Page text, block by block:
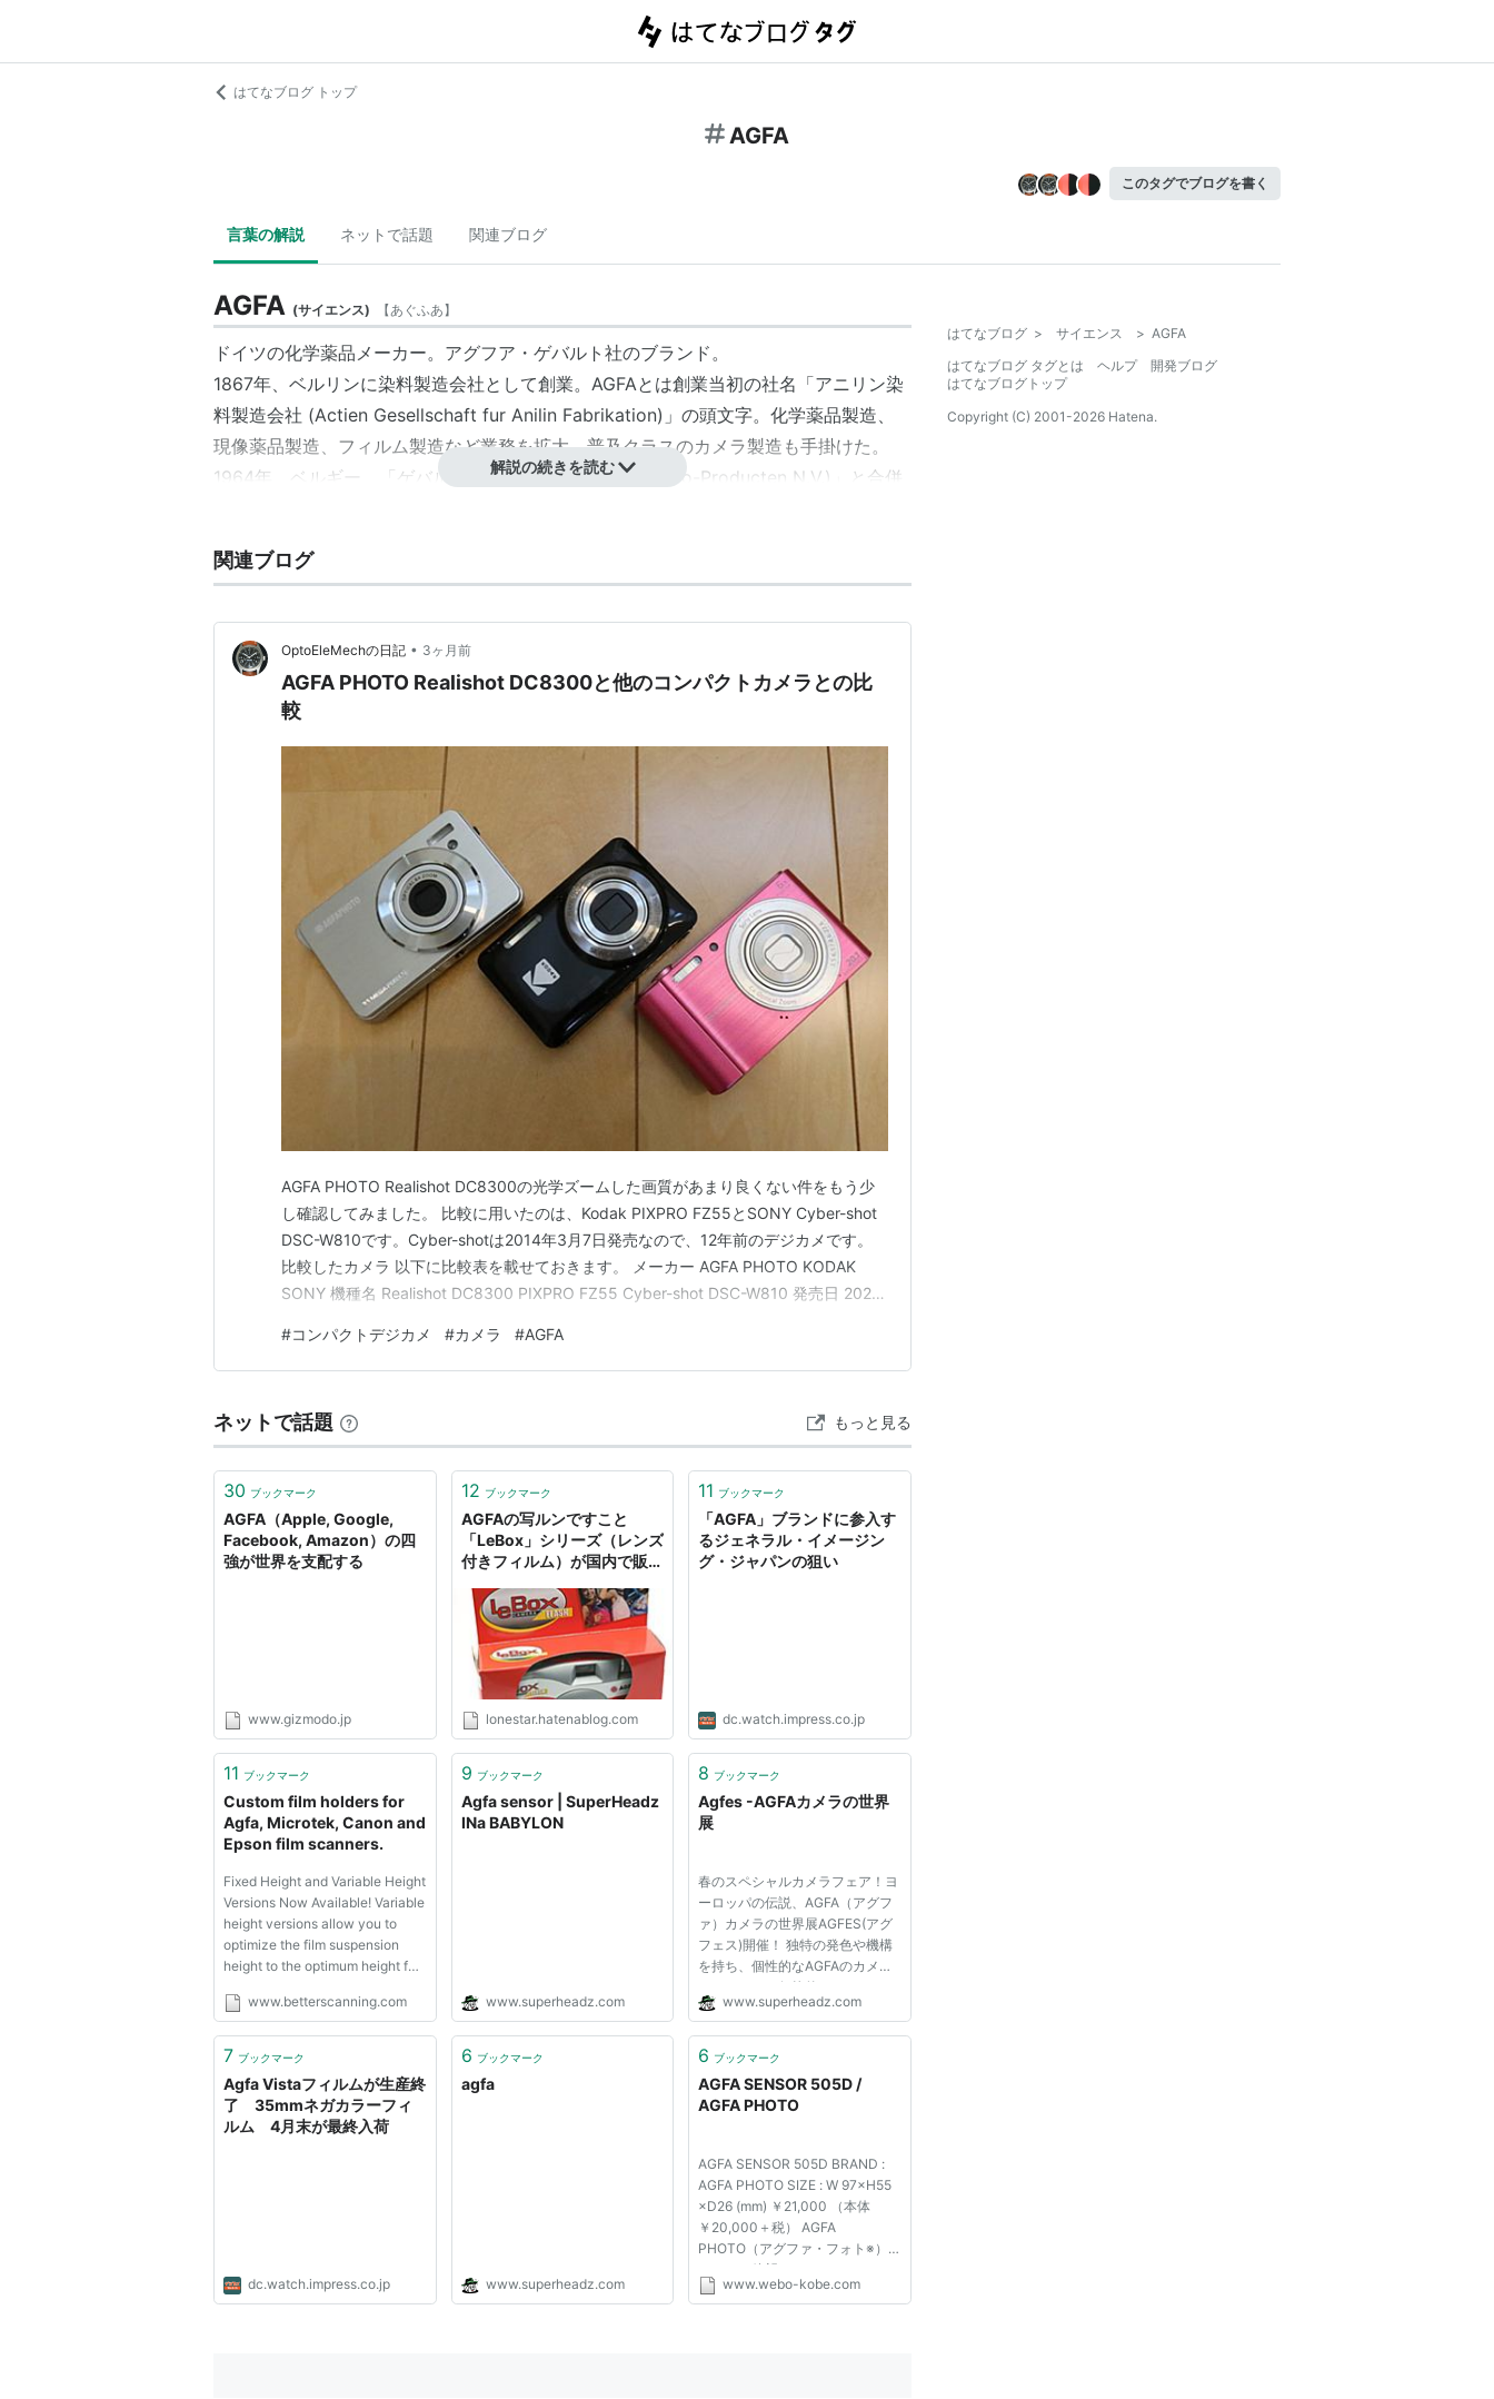
はてなブログ トップ
AGFA
このタグでブログを書く
言葉の解説 ネットで話題 関連ブログ
AGFA (サイエンス) 【あぐふあ】
ドイツの化学薬品メーカー。 アグフア・ゲバルト 社のブランド。
1867年、 ベルリンに染料製造会社として創業。 AGFAとは創業当初の社名「アニリン染
料製造会社 (Actien Gesellschaft fur Anilin Fabrikation)」の頭文字。化学薬品製造、
現像薬品製造、フィルム製造など業務を拡大。普及クラスのカメラ製造も手掛けた。
1964年、
ベルギー 、「 ゲバルト写真製造社(Gevaert Photo-Producten N.V. )」と合併
1999年、株式を上場して、
を申請、企業再建の道を探ることになる。
解説の続きを読む
関連ブログ
OptoEleMechの日記 • 3ヶ月前
AGFA PHOTO Realishot DC8300と他のコンパクトカメラとの比
較
AGFA PHOTO Realishot DC8300の光学ズームした画質があまり良くない件をもう少
し確認してみました。 比較に用いたのは、Kodak PIXPRO FZ55とSONY Cyber-shot
DSC-W810です。Cyber-shotは2014年3月7日発売なので、12年前のデジカメです。
比較したカメラ 以下に比較表を載せておきます。 メーカー AGFA PHOTO KODAK
SONY 機種名 Realishot DC8300 PIXPRO FZ55 Cyber-shot DSC-W810 発売日 2026
#コンパクトデジカメ #カメラ #AGFA
ネットで話題 もっと見る
30 ブックマーク
AGFA（Apple, Google,
Facebook, Amazon）の四
強が世界を支配する
www.gizmodo.jp
12 ブックマーク
AGFAの写ルンですこと
「LeBox」シリーズ（レンズ
付きフィルム）が国内で販売
lonestar.hatenablog.com
11 ブックマーク
「AGFA」ブランドに参入す
るジェネラル・イメージン
グ・ジャパンの狙い
dc.watch.impress.co.jp
11 ブックマーク
Custom film holders for
Agfa, Microtek, Canon and
Epson film scanners.
Fixed Height and Variable Height
Versions Now Available! Variable
height versions allow you to
optimize the film suspension
height to the optimum height for
See the Variable Height
Comparison Examples
***NEW*** Due to numerous
requests ...
www.betterscanning.com
9 ブックマーク
Agfa sensor | SuperHeadz
INa BABYLON
www.superheadz.com
8 ブックマーク
Agfes -AGFAカメラの世界
展
春のスペシャルカメラフェア！ヨ
ーロッパの伝説、AGFA（アグフ
ァ）カメラの世界展AGFES(アグ
フェス)開催！ 独特の発色や機構
を持ち、個性的なAGFAのカメラ
ヨーロッパの伝統的フィルムメー
カーとして知られるAGFAは、個
その名を世界のマニアに知らしめ
カメラ...
www.superheadz.com
7 ブックマーク
Agfa Vistaフィルムが生産終
了 35mmネガカラーフィ
ルム 4月末が最終入荷
dc.watch.impress.co.jp
6 ブックマーク
agfa
www.superheadz.com
6 ブックマーク
AGFA SENSOR 505D /
AGFA PHOTO
AGFA SENSOR 505D BRAND :
AGFA PHOTO SIZE : W 97×H55
×D26 (mm) ￥21,000 （本体
￥20,000＋税） AGFA
PHOTO（アグファ・フォト※）
による、待望のデジタルカメラで
す。 デジタルの手軽さに、AGFA
www.webo-kobe.com
はてなブログ > サイエンス > AGFA
はてなブログ タグとは
ヘルプ
開発ブログ
はてなブログトップ
Copyright (C) 2001-2026 Hatena.